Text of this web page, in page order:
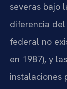
severas bajo
diferencia
federal no
en 1987), y
instalaciones